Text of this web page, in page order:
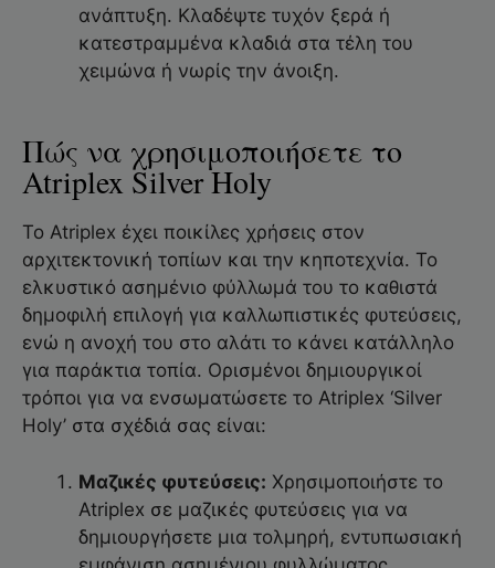
ανάπτυξη. Κλαδέψτε τυχόν ξερά ή
κατεστραμμένα κλαδιά στα τέλη του
χειμώνα ή νωρίς την άνοιξη.
Πώς να χρησιμοποιήσετε το
Atriplex Silver Holy
Το Atriplex έχει ποικίλες χρήσεις στον
αρχιτεκτονική τοπίων και την κηποτεχνία. Το
ελκυστικό ασημένιο φύλλωμά του το καθιστά
δημοφιλή επιλογή για καλλωπιστικές φυτεύσεις,
ενώ η ανοχή του στο αλάτι το κάνει κατάλληλο
για παράκτια τοπία. Ορισμένοι δημιουργικοί
τρόποι για να ενσωματώσετε το Atriplex ‘Silver
Holy’ στα σχέδιά σας είναι:
Μαζικές φυτεύσεις: Χρησιμοποιήστε το
Atriplex σε μαζικές φυτεύσεις για να
δημιουργήσετε μια τολμηρή, εντυπωσιακή